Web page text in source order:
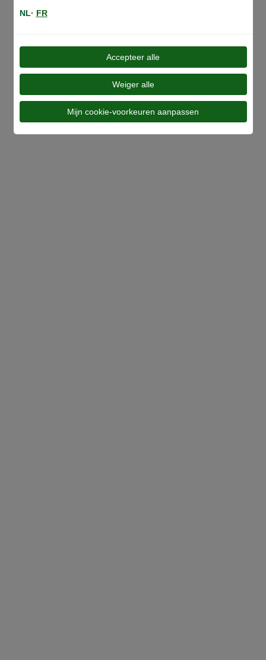
Al onze ranges
NL· FR
Accepteer alle
Weiger alle
Mijn cookie-voorkeuren aanpassen